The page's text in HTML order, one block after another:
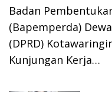
Badan
(Bapemperda)
(DPRD)
Kunjungan Kerja…